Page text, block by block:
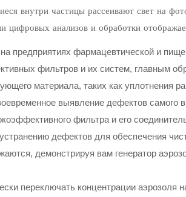
внутри частицы рассеивают свет на
цифровых анализов и обработки
предприятиях фармацевтической и
фильтров и их систем, главным
материала, таких как уплотнения
выявление дефектов самого
фильтра и его
дефектов для обеспечения
переключать концентрации аэрозоля